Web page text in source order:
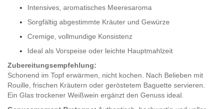
Intensives, aromatisches Meeresaroma
Sorgfältig abgestimmte Kräuter und Gewürze
Cremige, vollmundige Konsistenz
Ideal als Vorspeise oder leichte Hauptmahlzeit
Zubereitungsempfehlung:
Schonend im Topf erwärmen, nicht kochen. Nach Belieben mit
Rouille, frischen Kräutern oder geröstetem Baguette servieren.
Ein Glas trockener Weißwein ergänzt den Genuss ideal.